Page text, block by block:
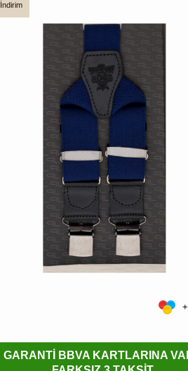
İndirim
GARANTİ BBVA KARTLARINA